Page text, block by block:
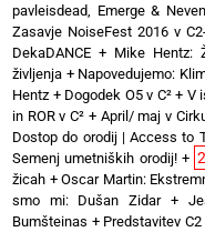
pavleisdead, Emerge &
Zasavje NoiseFest 2016 v
DekaDANCE + Mike Hentz:
življenja + Napovedujemo:
Hentz + Dogodek O5 v C²+ V
in ROR v C² + April/ maj v
Dostop do orodij | Access to
Semenj umetniških orodij!+
žicah +Oscar Martin:
smo mi: Dušan Zidar+
Bumšteinas + Predstavitev